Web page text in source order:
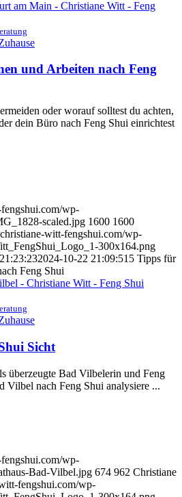
und Arbeiten nach Feng
oder worauf solltest du achten,
dein Büro nach Feng Shui einrichtest
wp-
scaled.jpg 1600 1600
witt-fengshui.com/wp-
300x164.png
2024-10-22 21:09:51 5 Tipps für
Feng Shui
Sicht
überzeugte Bad Vilbelerin und Feng
Vilbel nach Feng Shui analysiere ...
wp-
Bad-Vilbel.jpg 674 962 Christiane
fengshui.com/wp-